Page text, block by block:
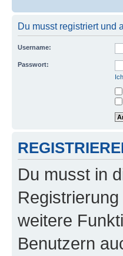
Du musst registriert und
Username:
Passwort:
Du musst in
weitere
Benutzern